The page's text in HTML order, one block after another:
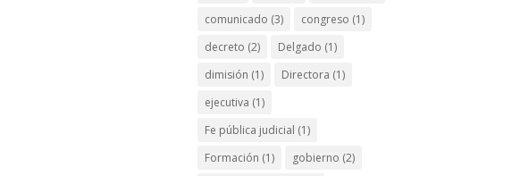
comunicado (3) congreso (1)
decreto (2) Delgado (1)
dimisión (1) Directora (1)
ejecutiva (1)
Fe pública judicial (1)
Formación (1) gobierno (2)